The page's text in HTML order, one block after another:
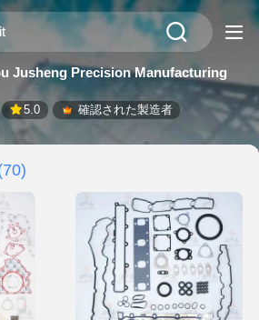
Jusheng Precision Manufacturing
5.0 確認された製造者